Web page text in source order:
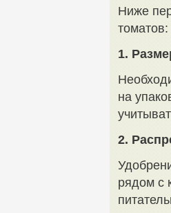
Ниже
томатов:
1.
на
2.
рядом с